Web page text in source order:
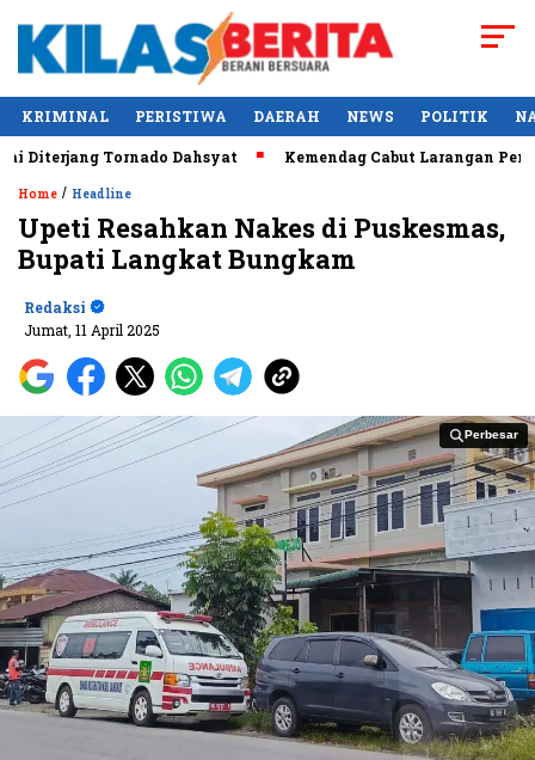
KRIMINAL PERISTIWA DAERAH NEWS POLITIK
Tornado Dahsyat Kemendag Cabut Larangan
Home / Headline
Upeti Resahkan Nakes di Puskesmas,
Bupati Langkat Bungkam
Redaksi
Jumat, 11 April 2025
Perbesar
Perbesar